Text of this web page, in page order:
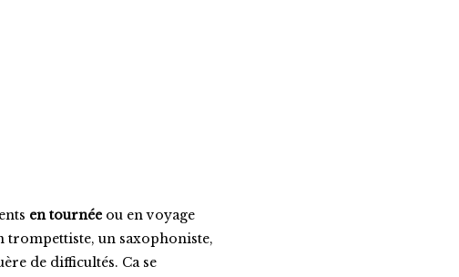
en tournée ou en voyage
trompettiste, un saxophoniste,
de difficultés. Ca se